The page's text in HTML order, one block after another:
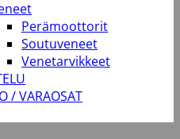
Perämoottorit
Soutuveneet
Venetarvikkeet
/ VARAOSAT